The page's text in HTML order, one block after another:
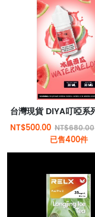
NT$500.00 NT$680.00
已售400件